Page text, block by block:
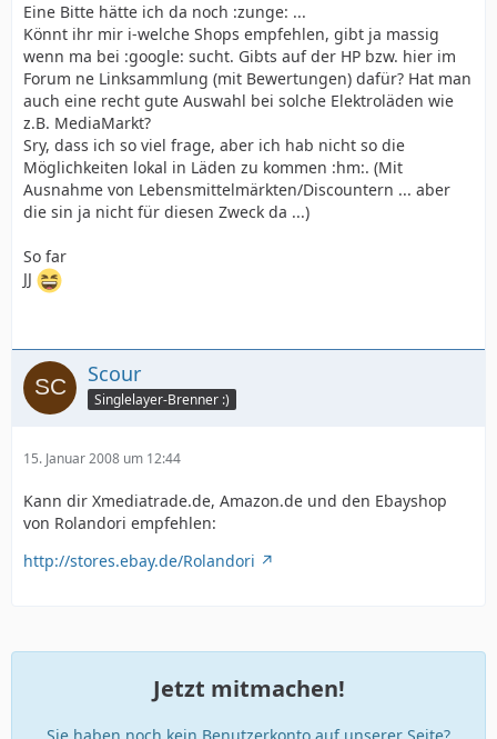
Eine Bitte hätte ich da noch :zunge: ...
Könnt ihr mir i-welche Shops empfehlen, gibt ja massig
wenn ma bei :google: sucht. Gibts auf der HP bzw. hier im
Forum ne Linksammlung (mit Bewertungen) dafür? Hat man
auch eine recht gute Auswahl bei solche Elektroläden wie
z.B. MediaMarkt?
Sry, dass ich so viel frage, aber ich hab nicht so die
Möglichkeiten lokal in Läden zu kommen :hm:. (Mit
Ausnahme von Lebensmittelmärkten/Discountern ... aber
die sin ja nicht für diesen Zweck da ...)
So far
JJ
Scour
Singlelayer-Brenner :)
15. Januar 2008 um 12:44
Kann dir Xmediatrade.de, Amazon.de und den Ebayshop
von Rolandori empfehlen:
http://stores.ebay.de/Rolandori
Jetzt mitmachen!